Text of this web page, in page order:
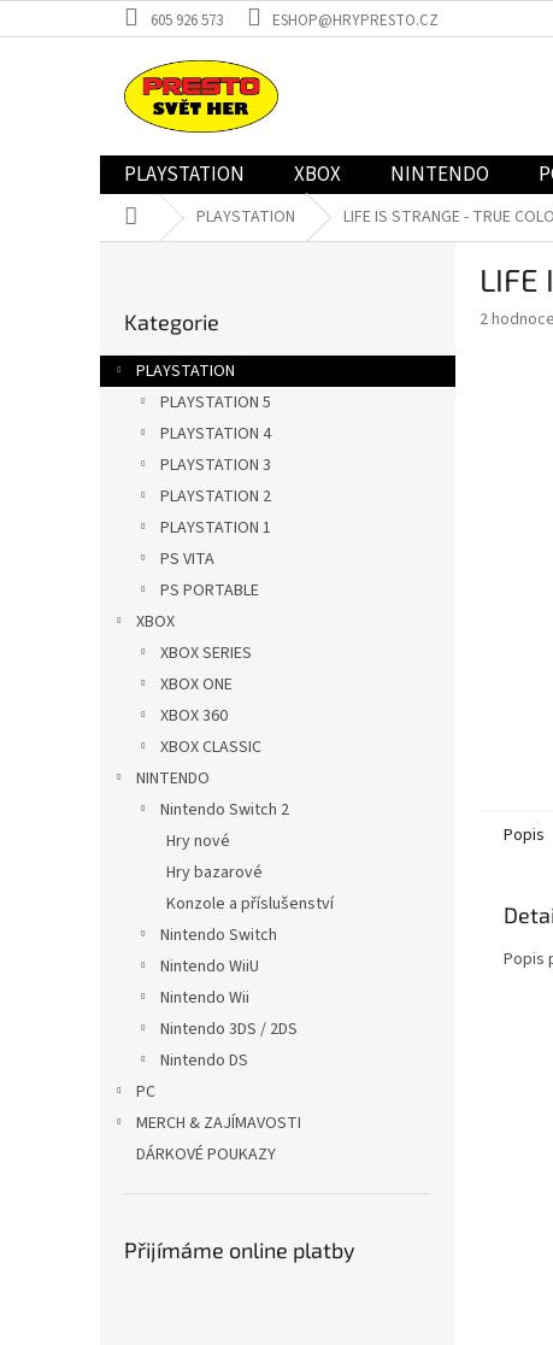
na
605 926 573 ESHOP@HRYPRESTO.CZ
PLAYSTATION XBOX NINTENDO
Domů PLAYSTATION LIFE IS STRANGE - TRUE
r
a
kategorie
Kategorie
PLAYSTATION
PLAYSTATION 5
PLAYSTATION 4
PLAYSTATION 3
PLAYSTATION 2
PLAYSTATION 1
PS VITA
PS PORTABLE
XBOX
XBOX SERIES
XBOX ONE
XBOX 360
XBOX CLASSIC
NINTENDO
Nintendo Switch 2
Hry nové
Hry bazarové
Konzole a příslušenství
Nintendo Switch
Nintendo WiiU
Nintendo Wii
Nintendo 3DS / 2DS
Nintendo DS
PC
MERCH & ZAJÍMAVOSTI
DÁRKOVÉ POUKAZY
Přijímáme online platby
LIFE
Průměrné
2
Popis
Popis